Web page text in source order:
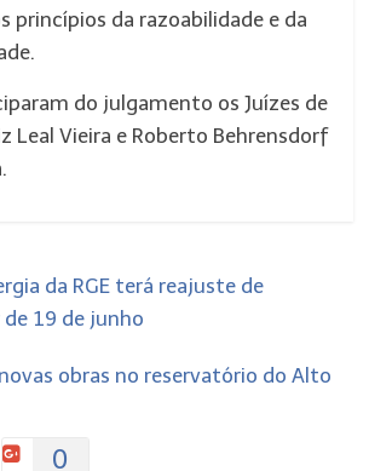
princípios da razoabilidade e da
do julgamento os Juízes de
Leal Vieira e Roberto Behrensdorf
da RGE terá reajuste de
19 de junho
obras no reservatório do Alto
0